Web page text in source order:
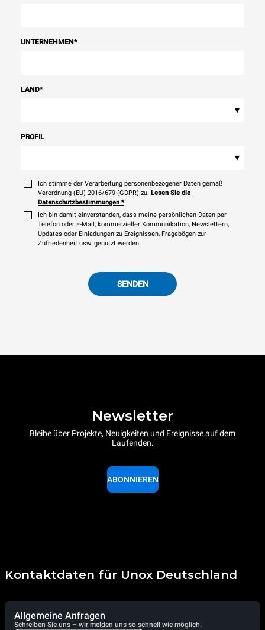
UNTERNEHMEN*
LAND*
▾
PROFIL
▾
Ich stimme der Verarbeitung personenbezogener Daten gemäß
Verordnung (EU) 2016/679 (GDPR) zu. Lesen Sie die
Datenschutzbestimmungen *
Ich bin damit einverstanden, dass meine persönlichen Daten per
Telefon oder E-Mail, kommerzieller Kommunikation, Newslettern,
Updates oder Einladungen zu Ereignissen, Fragebögen zur
Zufriedenheit usw. genutzt werden.
SENDEN
Newsletter
Bleibe über Projekte, Neuigkeiten und Ereignisse auf dem
Laufenden.
ABONNIEREN
Kontaktdaten für Unox Deutschland
Allgemeine Anfragen
Schreiben Sie uns – wir melden uns so schnell wie möglich.